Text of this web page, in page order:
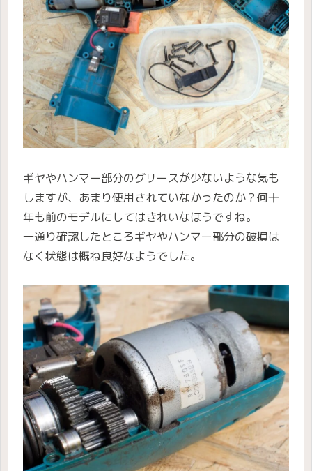
ギヤやハンマー部分のグリースが少ないような気も
しますが、あまり使用されていなかったのか？何十
年も前のモデルにしてはきれいなほうですね。
一通り確認したところギヤやハンマー部分の破損は
なく状態は概ね良好なようでした。